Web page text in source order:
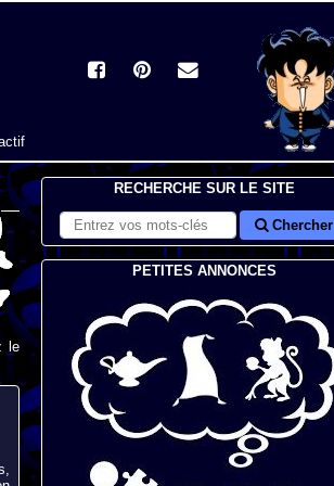
le
RECHERCHE SUR LE SITE
Chercher
PETITES ANNONCES